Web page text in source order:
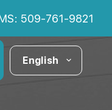
509-761-9821
English